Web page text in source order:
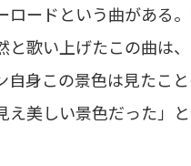
ードという曲がある
歌い上げたこの曲は
身この景色は見たこ
美しい景色だった」